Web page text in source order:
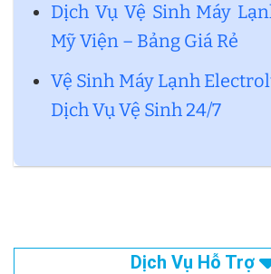
Dịch Vụ Vệ Sinh Máy
Mỹ Viện – Bảng Giá Rẻ
Vệ Sinh Máy Lạnh
Dịch Vụ Vệ Sinh 24/7
Dịch Vụ Hỗ Trợ